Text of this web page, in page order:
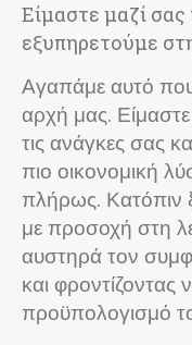
Είμαστε μαζί
εξυπηρετούμε
Αγαπάμε αυτό που
αρχή μας.
τις ανάγκες σας
πιο οικονομική
πλήρως. Κατόπιν
με προσοχή στη
αυστηρά τον
και
προϋπολογισμό